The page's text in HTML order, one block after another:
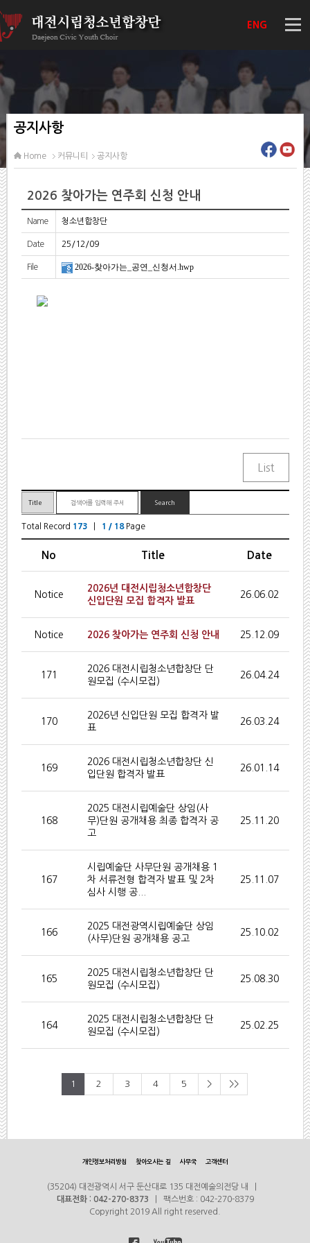
ENG
공지사항
Home 커뮤니티 공지사항
2026 찾아가는 연주회 신청 안내
Name 청소년합창단
Date 25/12/09
File 2026-찾아가는_공연_신청서.hwp
Total Record 173| 1 / 18Page
No Title Date
Notice
2026 년 대전시립청소년합창단
신입단원 모집 합격자 발표
26.06.02
Notice 2026 찾아가는 연주회 신청 안내 25.12.09
171
2026 대전시립청소년합창단 단
원모집 (수시모집)
26.04.24
170
2026 년 신입단원 모집 합격자 발
표
26.03.24
169
2026 대전시립청소년합창단 신
입단원 합격자 발표
26.01.14
168
2025 대전시립예술단 상임(사
무)단원 공개채용 최종 합격자 공
고
25.11.20
167
시립예술단 사무단원 공개채용 1
차 서류전형 합격자 발표 및 2차
심사 시행 공...
25.11.07
166
2025 대전광역시립예술단 상임
(사무)단원 공개채용 공고
25.10.02
165
2025 대전시립청소년합창단 단
원모집 (수시모집)
25.08.30
164
2025 대전시립청소년합창단 단
원모집 (수시모집)
25.02.25
1 2 3 4 5 > >>
개인정보처리방침 찾아오시는 길 사무국 고객센터
(35204) 대전광역시 서구 둔산대로 135 대전예술의전당 내 |
대표전화 : 042-270-8373 | 팩스번호 : 042-270-8379
Copyright 2019 All right reserved.